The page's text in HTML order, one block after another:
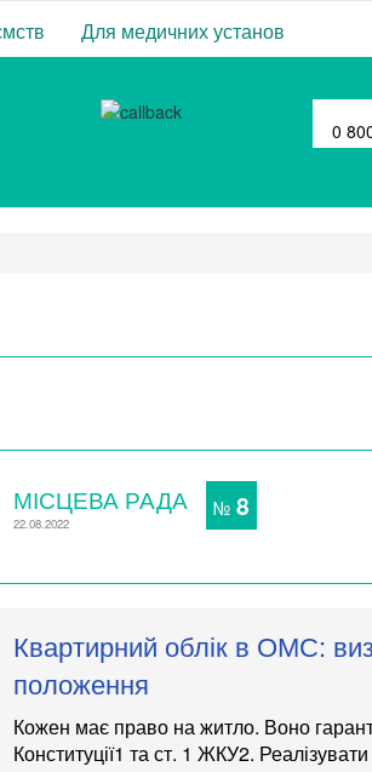
Для медичних установ
0
МІСЦЕВА РАДА
22.08.2022
№ 8
Квартирний облік в ОМС:
положення
Кожен має право на житло. Воно
Конституції1 та ст. 1 ЖКУ2.